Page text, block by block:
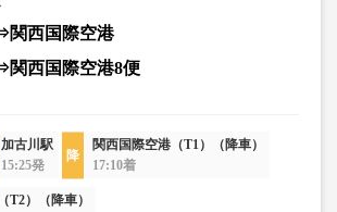
関西国際空港
西国際空港8便
加古川駅
15:25発
関西国際空港（T1）（降車）
17:10着
T2）（降車）